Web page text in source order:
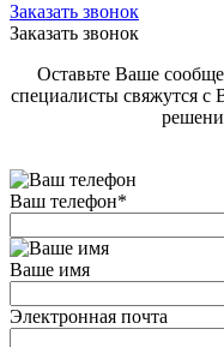
Заказать звонок
Заказать звонок
Оставьте Ваше
специалисты свяжутся с
Ваш телефон*
Ваше имя
Электронная почта